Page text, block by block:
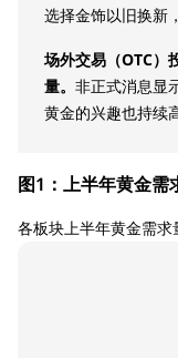
选择金饰以旧换新
场外交易（OTC）
量。 非正式消息显
黄金的兴趣也持续
图1：上半年黄金需
各板块上半年黄金需